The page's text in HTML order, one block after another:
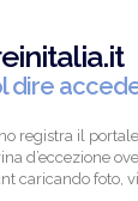
dire
registra il
d’eccezione
caricando foto,